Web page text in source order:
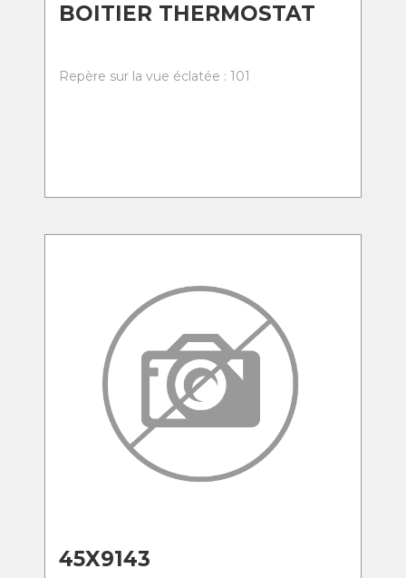
BOITIER THERMOSTAT
Repère sur la vue éclatée : 101
45X9143